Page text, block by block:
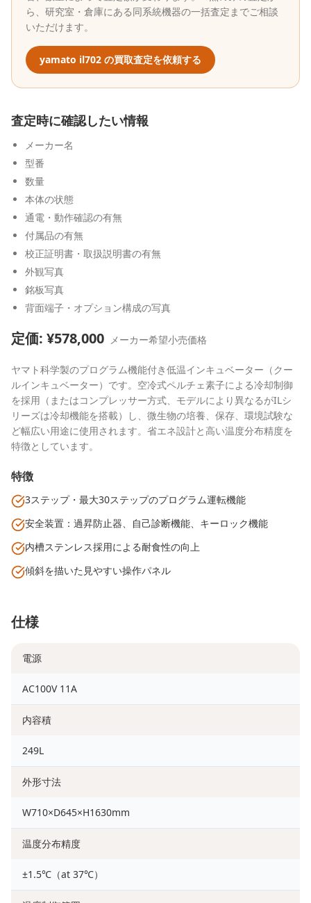
ら、研究室・倉庫にある同系統機器の一括査定までご相談
いただけます。
yamato il702 の買取査定を依頼する
査定時に確認したい情報
メーカー名
型番
数量
本体の状態
通電・動作確認の有無
付属品の有無
校正証明書・取扱説明書の有無
外観写真
銘板写真
背面端子・オプション構成の写真
定価: ¥578,000 メーカー希望小売価格
ヤマト科学製のプログラム機能付き低温インキュベーター（クー
ルインキュベーター）です。空冷式ペルチェ素子による冷却制御
を採用（またはコンプレッサー方式、モデルにより異なるがILシ
リーズは冷却機能を搭載）し、微生物の培養、保存、環境試験な
ど幅広い用途に使用されます。省エネ設計と高い温度分布精度を
特徴としています。
特徴
3ステップ・最大30ステップのプログラム運転機能
安全装置：過昇防止器、自己診断機能、キーロック機能
内槽ステンレス採用による耐食性の向上
傾斜を描いた見やすい操作パネル
仕様
電源
AC100V 11A
内容積
249L
外形寸法
W710×D645×H1630mm
温度分布精度
±1.5℃（at 37℃）